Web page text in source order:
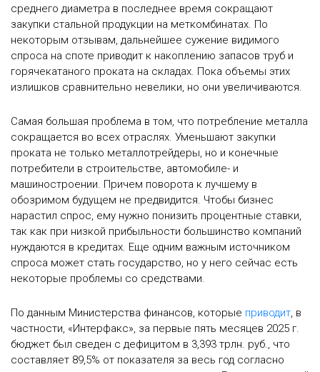
среднего диаметра в последнее время сокращают
закупки стальной продукции на меткомбинатах. По
некоторым отзывам, дальнейшее сужение видимого
спроса на споте приводит к накоплению запасов труб и
горячекатаного проката на складах. Пока объемы этих
излишков сравнительно невелики, но они увеличиваются.
Самая большая проблема в том, что потребление металла
сокращается во всех отраслях. Уменьшают закупки
проката не только металлотрейдеры, но и конечные
потребители в строительстве, автомобиле- и
машиностроении. Причем поворота к лучшему в
обозримом будущем не предвидится. Чтобы бизнес
нарастил спрос, ему нужно понизить процентные ставки,
так как при низкой прибыльности большинство компаний
нуждаются в кредитах. Еще одним важным источником
спроса может стать государство, но у него сейчас есть
некоторые проблемы со средствами.
По данным Министерства финансов, которые приводит, в
частности, «Интерфакс», за первые пять месяцев 2025 г.
бюджет был сведен с дефицитом в 3,393 трлн. руб., что
составляет 89,5% от показателя за весь год согласно